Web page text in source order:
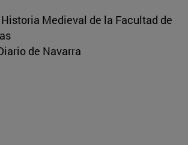
Medieval de la Facultad de
de Navarra